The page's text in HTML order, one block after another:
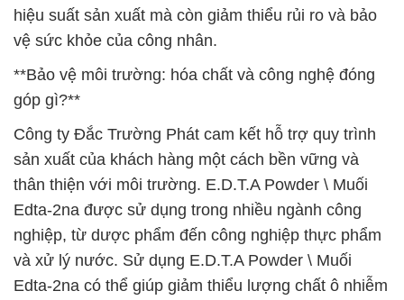
hiệu suất sản xuất mà còn giảm thiểu rủi ro và bảo
vệ sức khỏe của công nhân.
**Bảo vệ môi trường: hóa chất và công nghệ đóng
góp gì?**
Công ty Đắc Trường Phát cam kết hỗ trợ quy trình
sản xuất của khách hàng một cách bền vững và
thân thiện với môi trường. E.D.T.A Powder \ Muối
Edta-2na được sử dụng trong nhiều ngành công
nghiệp, từ dược phẩm đến công nghiệp thực phẩm
và xử lý nước. Sử dụng E.D.T.A Powder \ Muối
Edta-2na có thể giúp giảm thiểu lượng chất ô nhiễm